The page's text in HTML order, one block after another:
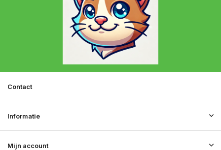
Mijn account
Informatie
Contact